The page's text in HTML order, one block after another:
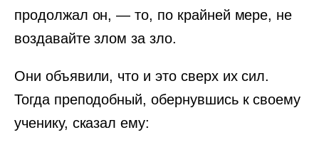
продолжал он, — то, по крайней мере, не
воздавайте злом за зло.
Они объявили, что и это сверх их сил.
Тогда преподобный, обернувшись к своему
ученику, сказал ему: